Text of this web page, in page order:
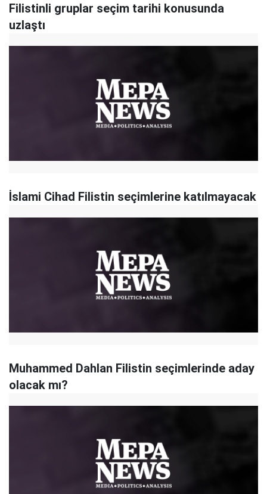
Filistinli gruplar seçim tarihi konusunda
uzlaştı
İslami Cihad Filistin seçimlerine katılmayacak
Muhammed Dahlan Filistin seçimlerinde aday
olacak mı?